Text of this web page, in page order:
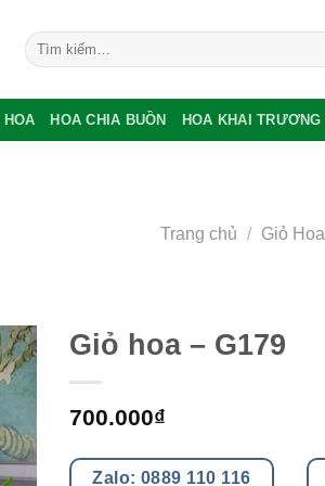
Tìm
kiếm:
HOA HOA CHIA BUỒN HOA KHAI TRƯƠNG
Trang chủ / Giỏ Hoa
Giỏ hoa – G179
700.000₫
Zalo: 0889 110 116